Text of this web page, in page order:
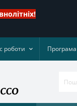
роботи Програма